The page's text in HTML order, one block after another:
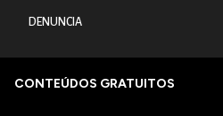
DENUNCIA
CONTEÚDOS GRATUITOS